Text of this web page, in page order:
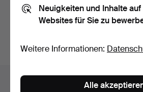
Sie können auch inBeendete
suchen.
Fußzeilen-
Neuigkeiten und Inhalte
Websites für Sie zu
Weitere Informationen:
Alle